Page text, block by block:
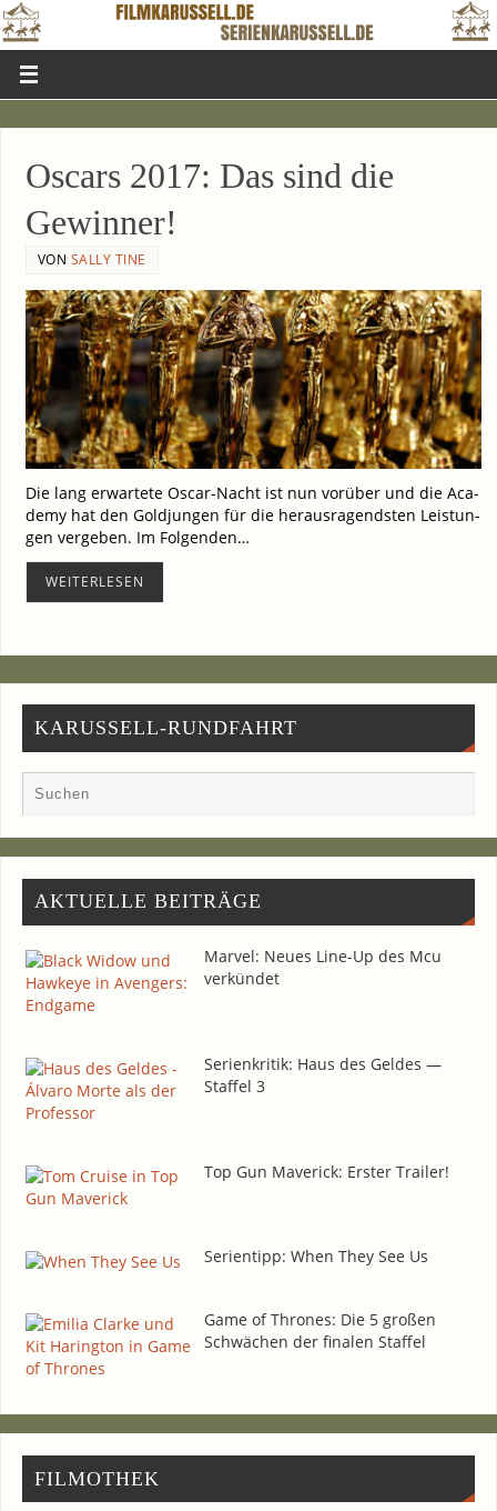
Oscars 2017: Das sind die
Gewinner!
VON SALLY TINE
Die lang erwar­te­te Oscar-Nacht ist nun vor­über und die Aca­
de­my hat den Gold­jun­gen für die her­aus­ra­gends­ten Leis­tun­
gen ver­ge­ben. Im Fol­gen­den…
WEI­TER­LE­SEN
KARUSSELL-RUNDFAHRT
AKTU­EL­LE BEITRÄGE
Mar­vel: Neu­es Line-Up des Mcu
verkündet
Seri­en­kri­tik: Haus des Gel­des —
Staf­fel 3
Top Gun Maverick: Ers­ter Trailer!
Seri­en­tipp: When They See Us
Game of Thro­nes: Die 5 gro­ßen
Schwä­chen der fina­len Staffel
FIL­MO­THEK